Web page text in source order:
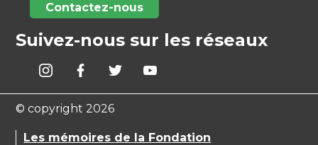
Contactez-nous
Suivez-nous sur les réseaux
© copyright 2026
Les mémoires de la Fondation